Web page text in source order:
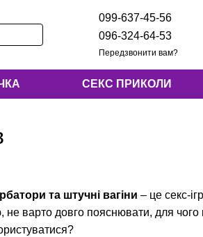
099-637-45-56
096-324-64-53
Передзвонити вам?
СЕКС ПРИКОЛИ
та штучні вагіни – це секс-
варто довго пояснювати, для чого